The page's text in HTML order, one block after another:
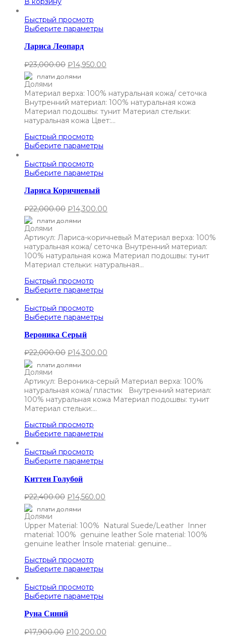
Быстрый просмотр
Выберите параметры
Лариса Леопард
₽23,000.00 ₽14,950.00
плати долями
Материал верха: 100% натуральная кожа/ сеточка
Внутренний материал: 100% натуральная кожа
Материал подошвы: тунит Материал стельки:
натуральная кожа Цвет:…
Быстрый просмотр
Выберите параметры
Быстрый просмотр
Выберите параметры
Лариса Коричневый
₽22,000.00 ₽14,300.00
плати долями
Артикул: Лариса-коричневый Материал верха: 100%
натуральная кожа/ сеточка Внутренний материал:
100% натуральная кожа Материал подошвы: тунит
Материал стельки: натуральная…
Быстрый просмотр
Выберите параметры
Быстрый просмотр
Выберите параметры
Вероника Серый
₽22,000.00 ₽14,300.00
плати долями
Артикул: Вероника-серый Материал верха: 100%
натуральная кожа/ пластик Внутренний материал:
100% натуральная кожа Материал подошвы: тунит
Материал стельки:…
Быстрый просмотр
Выберите параметры
Быстрый просмотр
Выберите параметры
Киттен Голубой
₽22,400.00 ₽14,560.00
плати долями
Upper Material: 100% Natural Suede/Leather Inner
material: 100% genuine leather Sole material: 100%
genuine leather Insole material: genuine…
Быстрый просмотр
Выберите параметры
Быстрый просмотр
Выберите параметры
Руна Синий
₽17,900.00 ₽10,200.00